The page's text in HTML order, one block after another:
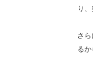
り
さ
る